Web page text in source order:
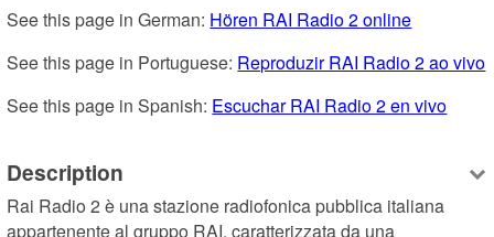
See this page in German: Hören RAI Radio 2 online
See this page in Portuguese: Reproduzir RAI Radio 2 ao vivo
See this page in Spanish: Escuchar RAI Radio 2 en vivo
Description
Rai Radio 2 è una stazione radiofonica pubblica italiana
appartenente al gruppo RAI, caratterizzata da una